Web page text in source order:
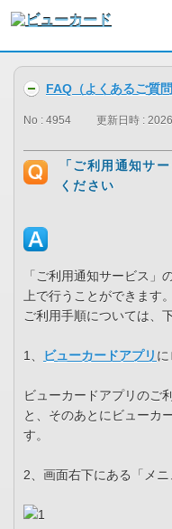
FAQ（よくあるご質
No : 4954 更新日時 :
「ご利用通知サ
ください
「ご利用通知サービス」
上で行うことができます。
ご利用手順については、
1、 ビューカードアプリ
ビューカードアプリのご
と、そのあとにビューカ
す。
2、画面右下にある「メ